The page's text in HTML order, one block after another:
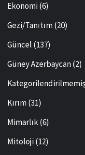
Ekonomi(6)
Gezi/Tanıtım(20)
Güncel (137)
Güney Azerbaycan(2)
Kategorilendirilmemiş
Kırım(31)
Mimarlık(6)
Mitoloji(12)